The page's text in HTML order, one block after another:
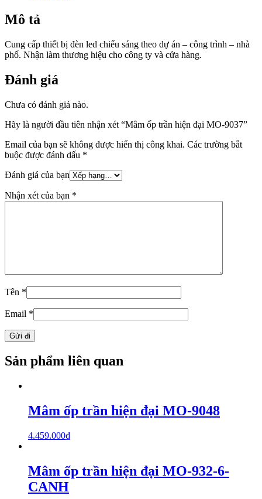
Mô tả
Cung cấp thiết bị đèn led chiếu sáng theo dự án – công trình – nhà
phố. Nhận làm thương hiệu cho công ty và cửa hàng.
Đánh giá
Chưa có đánh giá nào.
Hãy là người đầu tiên nhận xét “Mâm ốp trần hiện đại MO-9037”
Email của bạn sẽ không được hiển thị công khai. Các trường bắt
buộc được đánh dấu *
Đánh giá của bạn
Nhận xét của bạn *
Tên *
Email *
Sản phẩm liên quan
Mâm ốp trần hiện đại MO-9048
4.459.000₫
Mâm ốp trần hiện đại MO-932-6-
CANH